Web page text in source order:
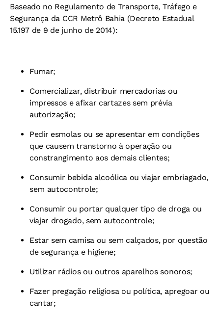
Baseado no Regulamento de Transporte, Tráfego e
Segurança da CCR Metrô Bahia (Decreto Estadual
15.197 de 9 de junho de 2014):
Fumar;
Comercializar, distribuir mercadorias ou
impressos e afixar cartazes sem prévia
autorização;
Pedir esmolas ou se apresentar em condições
que causem transtorno à operação ou
constrangimento aos demais clientes;
Consumir bebida alcoólica ou viajar embriagado,
sem autocontrole;
Consumir ou portar qualquer tipo de droga ou
viajar drogado, sem autocontrole;
Estar sem camisa ou sem calçados, por questão
de segurança e higiene;
Utilizar rádios ou outros aparelhos sonoros;
Fazer pregação religiosa ou política, apregoar ou
cantar;